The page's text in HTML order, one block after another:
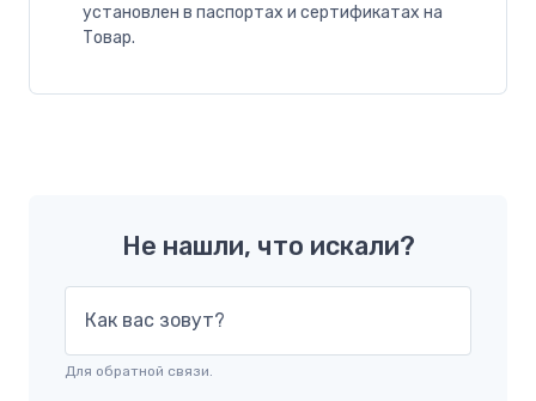
установлен в паспортах и сертификатах на
Товар.
Не нашли, что искали?
Как вас зовут?
Для обратной связи.